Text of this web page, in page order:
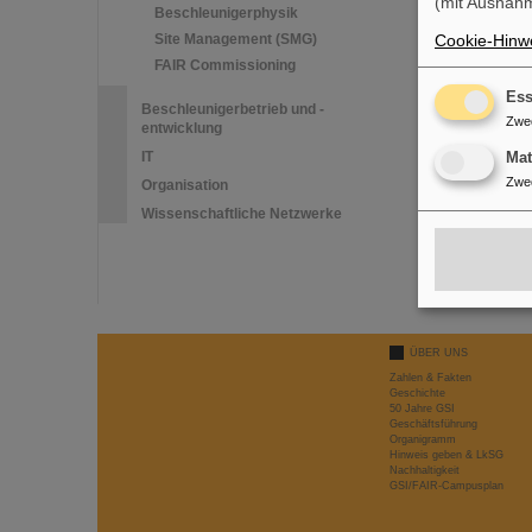
Beschleunigerphysik
Site Management (SMG)
FAIR Commissioning
Beschleunigerbetrieb und -
entwicklung
IT
Organisation
Wissenschaftliche Netzwerke
ÜBER UNS
Zahlen & Fakten
Geschichte
50 Jahre GSI
Geschäftsführung
Organigramm
Hinweis geben & LkSG
Nachhaltigkeit
GSI/FAIR-Campusplan
Cookie-